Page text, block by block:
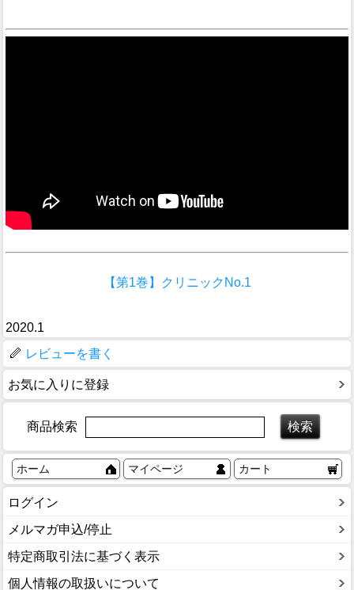
【第1巻】クリニックNo.1
2020.1
レビューを書く
お気に入りに登録
商品検索
ホーム マイページ カート
ログイン
メルマガ申込/停止
特定商取引法に基づく表示
個人情報の取扱いについて